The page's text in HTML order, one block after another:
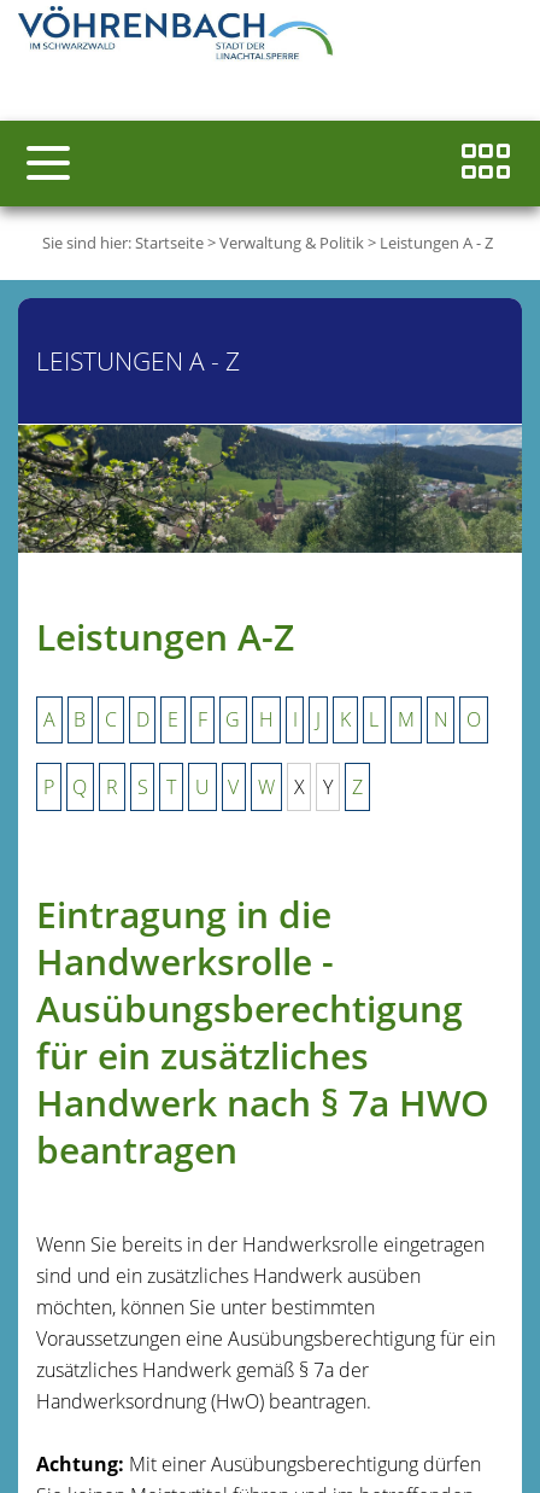
Sie sind hier:Startseite>Verwaltung & Politik> Leistungen A - Z
LEISTUNGEN A - Z
Leistungen A-Z
A B C D E F G H I J K L M N O
P Q R S T U V W X Y Z
Eintragung in die
Handwerksrolle -
Ausübungsberechtigung
für ein zusätzliches
Handwerk nach § 7a HWO
beantragen
Wenn Sie bereits in der Handwerksrolle eingetragen
sind und ein zusätzliches Handwerk ausüben
möchten, können Sie unter bestimmten
Voraussetzungen eine Ausübungsberechtigung für ein
zusätzliches Handwerk gemäß § 7a der
Handwerksordnung (HwO) beantragen.
Achtung: Mit einer Ausübungsberechtigung dürfen